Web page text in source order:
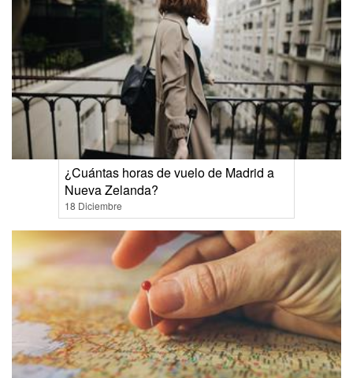
¿Cuántas horas de vuelo de Madrid a
Nueva Zelanda?
18 Diciembre